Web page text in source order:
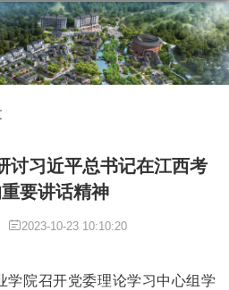
讨习近平总书记在江西考
要讲话精神
2023-10-23 10:10:20
学院召开党委理论学习中心组学